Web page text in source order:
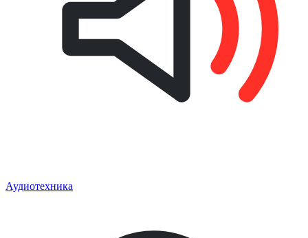
Аудиотехника